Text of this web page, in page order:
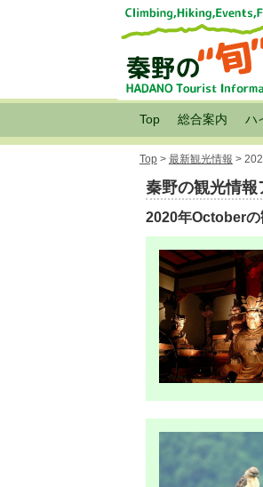
Top 総合案内 ハ
Top> 最新観光情報 >
秦野の観光情報
2020年Octoberの